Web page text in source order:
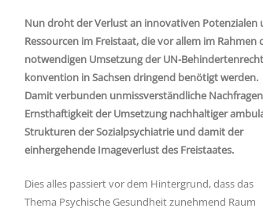
Nun droht der Verlust an innovativen Potenzialen
Ressourcen im Freistaat, die vor allem im Rahmen
notwendigen Umsetzung der UN-
konvention in Sachsen dringend benötigt werden.
Damit verbunden unmissverständliche
Ernsthaftigkeit der Umsetzung nachhaltiger
Strukturen der Sozialpsychiatrie und damit der
einhergehende Imageverlust des Freistaates.
Dies alles passiert vor dem Hintergrund, dass das
Thema Psychische Gesundheit zunehmend Raum